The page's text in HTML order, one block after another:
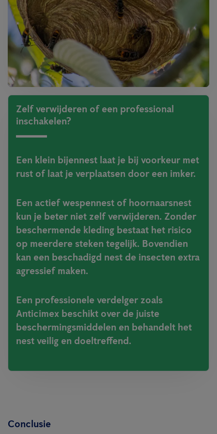
Zelf verwijderen of een professional
inschakelen?
Een klein bijennest laat je bij voorkeur met
rust of laat je verplaatsen door een imker.
Een actief wespennest of hoornaarsnest
kun je beter niet zelf verwijderen. Zonder
beschermende kleding bestaat het risico
op meerdere steken tegelijk. Bovendien
kan een beschadigd nest de insecten extra
agressief maken.
Een professionele verdelger zoals
Anticimex beschikt over de juiste
beschermingsmiddelen en behandelt het
nest veilig en doeltreffend.
Conclusie